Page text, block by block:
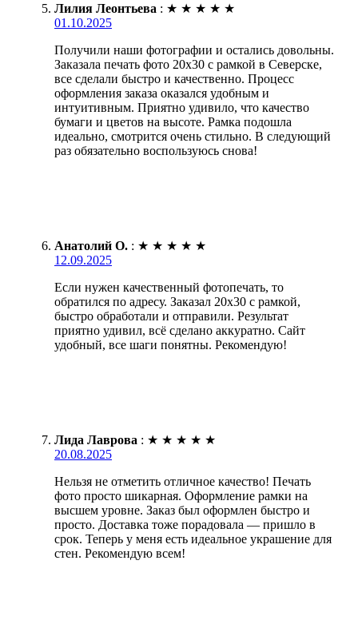
Лилия Леонтьева : ★ ★ ★ ★ ★
01.10.2025
Получили наши фотографии и остались довольны.
Заказала печать фото 20х30 с рамкой в Северске,
все сделали быстро и качественно. Процесс
оформления заказа оказался удобным и
интуитивным. Приятно удивило, что качество
бумаги и цветов на высоте. Рамка подошла
идеально, смотрится очень стильно. В следующий
раз обязательно воспользуюсь снова!
Анатолий О. : ★ ★ ★ ★ ★
12.09.2025
Если нужен качественный фотопечать, то
обратился по адресу. Заказал 20х30 с рамкой,
быстро обработали и отправили. Результат
приятно удивил, всё сделано аккуратно. Сайт
удобный, все шаги понятны. Рекомендую!
Лида Лаврова : ★ ★ ★ ★ ★
20.08.2025
Нельзя не отметить отличное качество! Печать
фото просто шикарная. Оформление рамки на
высшем уровне. Заказ был оформлен быстро и
просто. Доставка тоже порадовала — пришло в
срок. Теперь у меня есть идеальное украшение для
стен. Рекомендую всем!